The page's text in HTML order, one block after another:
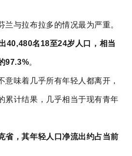
兰与拉布拉多的情况最为严重。
40,480名18至24岁人口，相当
97.3%。
意味着几乎所有年轻人都离开，
累计结果，几乎相当于现有青年
省，其年轻人口净流出约占当前